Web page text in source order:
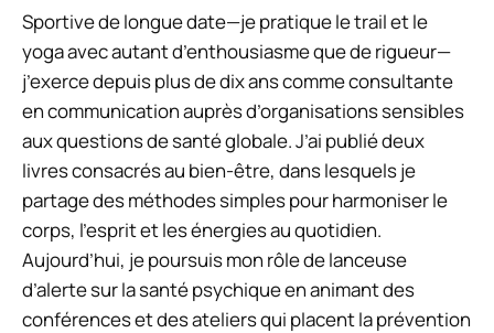
Sportive de longue date—je pratique le trail et le
yoga avec autant d’enthousiasme que de rigueur—
j’exerce depuis plus de dix ans comme consultante
en communication auprès d’organisations sensibles
aux questions de santé globale. J’ai publié deux
livres consacrés au bien-être, dans lesquels je
partage des méthodes simples pour harmoniser le
corps, l’esprit et les énergies au quotidien.
Aujourd’hui, je poursuis mon rôle de lanceuse
d’alerte sur la santé psychique en animant des
conférences et des ateliers qui placent la prévention